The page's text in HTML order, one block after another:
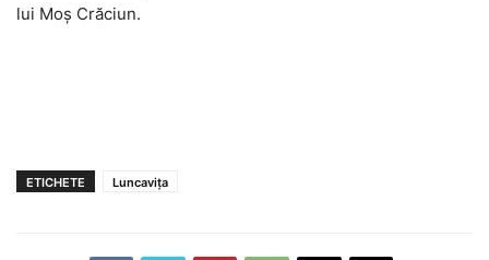
lui Moș Crăciun.
ETICHETE Luncavița